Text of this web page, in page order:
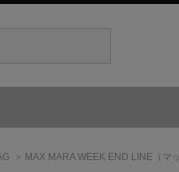
MAX MARA WEEK END LINE （マ